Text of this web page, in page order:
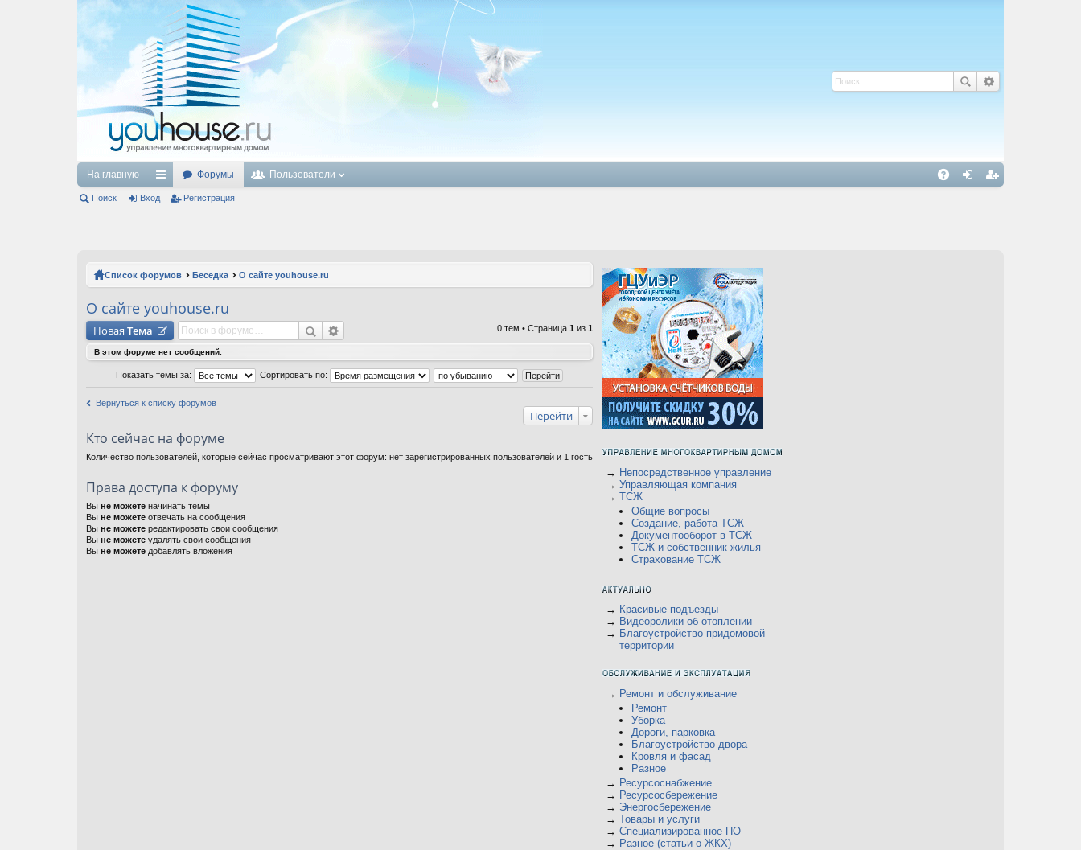
На главную С
с
и
Форумы Пользователи
Поиск Вход Регистрация
Список форумов Беседка О сайте youhouse.ru
О сайте youhouse.ru
Новая Тема 0 тем • Страница 1 из 1
В этом форуме нет сообщений.
Показать темы за: Сортировать по:
Вернуться к списку форумов
Перейти
Кто сейчас на форуме
Количество пользователей, которые сейчас просматривают этот форум: нет зарегистрированных пользователей и 1 гость
Права доступа к форуму
Вы не можете начинать темы
Вы не можете отвечать на сообщения
Вы не можете редактировать свои сообщения
Вы не можете удалять свои сообщения
Вы не можете добавлять вложения
→ Непосредственное управление
→ Управляющая компания
→ ТСЖ
Общие вопросы
Создание, работа ТСЖ
Документооборот в ТСЖ
ТСЖ и собственник жилья
Страхование ТСЖ
→ Красивые подъезды
→ Видеоролики об отоплении
→ Благоустройство придомовой
территории
→ Ремонт и обслуживание
Ремонт
Уборка
Дороги, парковка
Благоустройство двора
Кровля и фасад
Разное
→ Ресурсоснабжение
→ Ресурсосбережение
→ Энергосбережение
→ Товары и услуги
→ Специализированное ПО
→ Разное (статьи о ЖКХ)